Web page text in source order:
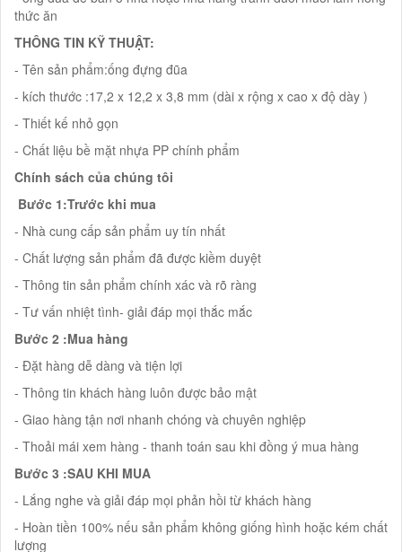
thức ăn
THÔNG TIN KỸ THUẬT:
- Tên sản phẩm:ống đựng đũa
- kích thước :17,2 x 12,2 x 3,8 mm (dài x rộng x cao x độ dày )
- Thiết kế nhỏ gọn
- Chất liệu bề mặt nhựa PP chính phẩm
Chính sách của chúng tôi
Bước 1:Trước khi mua
- Nhà cung cấp sản phẩm uy tín nhất
- Chất lượng sản phẩm đã được kiềm duyệt
- Thông tin sản phẩm chính xác và rõ ràng
- Tư vấn nhiệt tình- giải đáp mọi thắc mắc
Bước 2 :Mua hàng
- Đặt hàng dễ dàng và tiện lợi
- Thông tin khách hàng luôn được bảo mật
- Giao hàng tận nơi nhanh chóng và chuyên nghiệp
- Thoải mái xem hàng - thanh toán sau khi đồng ý mua hàng
Bước 3 :SAU KHI MUA
- Lắng nghe và giải đáp mọi phản hồi từ khách hàng
- Hoàn tiền 100% nếu sản phẩm không giống hình hoặc kém chất
lượng